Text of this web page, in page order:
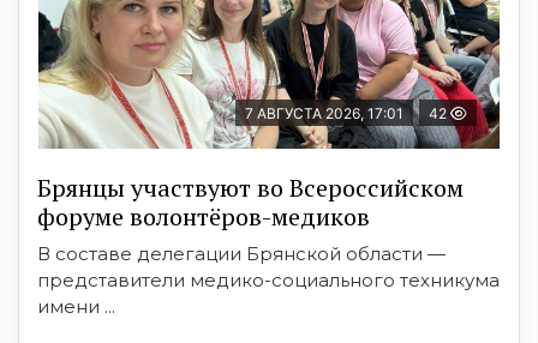
7 АВГУСТА 2026, 17:01 42
Брянцы участвуют во Всероссийском
форуме волонтёров-медиков
В составе делегации Брянской области —
представители медико-социального техникума
имени ...